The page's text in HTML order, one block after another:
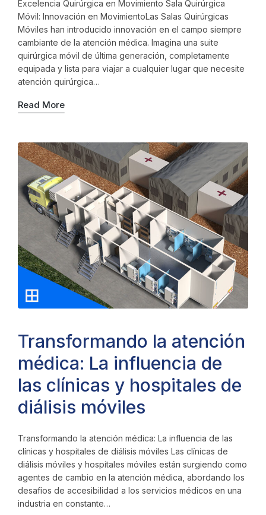
Excelencia Quirúrgica en Movimiento Sala Quirúrgica
Móvil: Innovación en MovimientoLas Salas Quirúrgicas
Móviles han introducido innovación en el campo siempre
cambiante de la atención médica. Imagina una suite
quirúrgica móvil de última generación, completamente
equipada y lista para viajar a cualquier lugar que necesite
atención quirúrgica…
Read More
Transformando la atención
médica: La influencia de
las clínicas y hospitales de
diálisis móviles
Transformando la atención médica: La influencia de las
clínicas y hospitales de diálisis móviles Las clínicas de
diálisis móviles y hospitales móviles están surgiendo como
agentes de cambio en la atención médica, abordando los
desafíos de accesibilidad a los servicios médicos en una
industria en constante…